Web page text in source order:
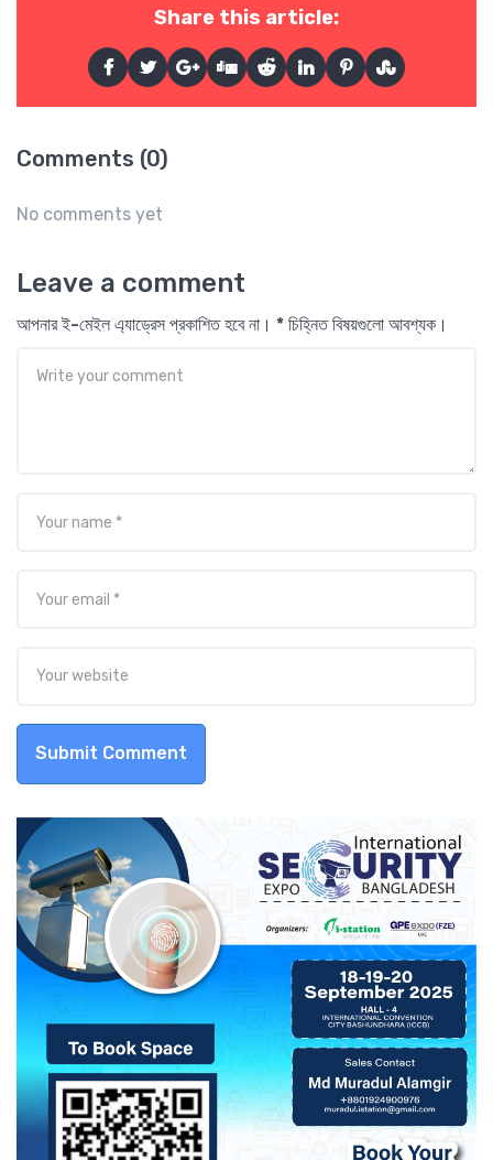
Share this article:
Comments (0)
No comments yet
Leave a comment
আপনার ই-মেইল এ্যাড্রেস প্রকাশিত হবে না। * চিহ্নিত বিষয়গুলো আবশ্যক।
Submit Comment